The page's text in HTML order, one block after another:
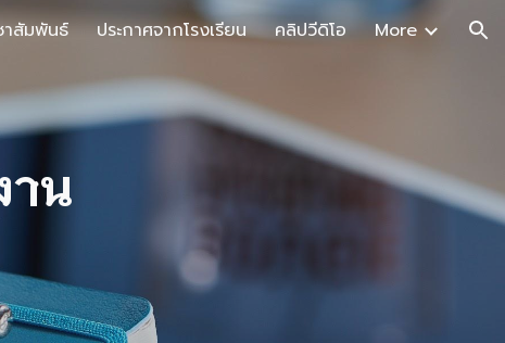
าสัมพันธ์ ประกาศจากโรงเรียน คลิปวีดิโอ More
น